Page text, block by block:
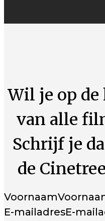
Wil je op
van alle
Schrijf je
de
Voornaam
E-mailadresE-